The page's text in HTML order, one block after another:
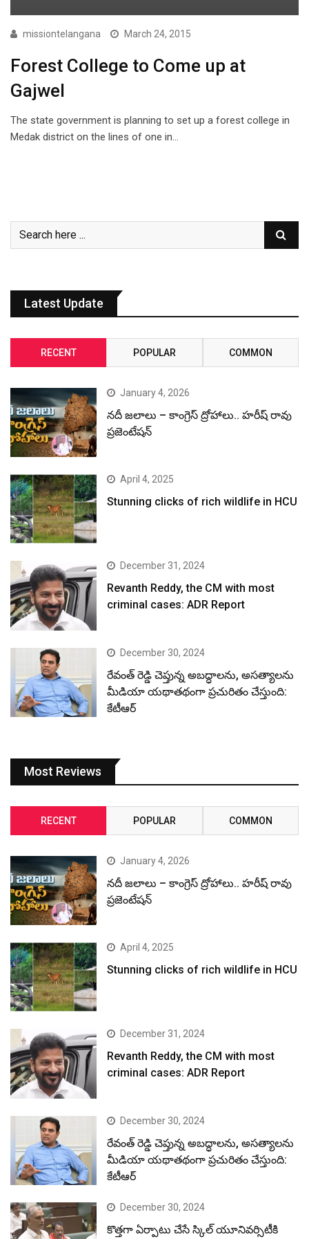
missiontelangana March 24, 2015
Forest College to Come up at
Gajwel
The state government is planning to set up a forest college in
Medak district on the lines of one in…
Latest Update
RECENT POPULAR COMMON
January 4, 2026
నదీ జలాలు – కాంగ్రెస్ ద్రోహాలు.. హరీష్ రావు
ప్రజెంటేషన్
April 4, 2025
Stunning clicks of rich wildlife in HCU
December 31, 2024
Revanth Reddy, the CM with most
criminal cases: ADR Report
December 30, 2024
రేవంత్ రెడ్డి చెప్తున్న అబద్ధాలను, అసత్యాలను
మీడియా యథాతథంగా ప్రచురితం చేస్తుంది:
కేటీఆర్
Most Reviews
RECENT POPULAR COMMON
January 4, 2026
నదీ జలాలు – కాంగ్రెస్ ద్రోహాలు.. హరీష్ రావు
ప్రజెంటేషన్
April 4, 2025
Stunning clicks of rich wildlife in HCU
December 31, 2024
Revanth Reddy, the CM with most
criminal cases: ADR Report
December 30, 2024
రేవంత్ రెడ్డి చెప్తున్న అబద్ధాలను, అసత్యాలను
మీడియా యథాతథంగా ప్రచురితం చేస్తుంది:
కేటీఆర్
December 30, 2024
కొత్తగా ఏర్పాటు చేసే స్కిల్ యూనివర్సిటీకి